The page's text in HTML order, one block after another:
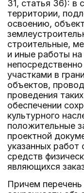
31, статья 36): в
территории,
освоению,
строительные,
и иные работы на
участками в
объектов,
проведения
обеспечении
культурного
положительные
проектной
указанных работ
средств
являющихся
Причем